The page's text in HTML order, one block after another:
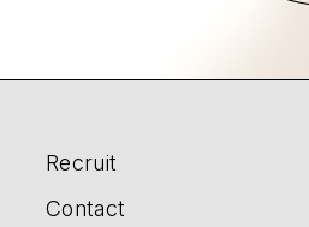
Recruit
Contact